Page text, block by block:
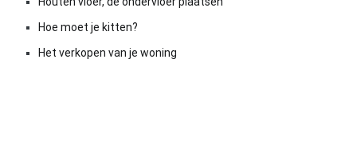
Hoe moet je kitten?
Het verkopen van je woning